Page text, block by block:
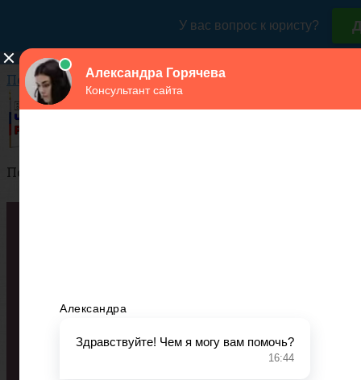
Перейти к контенту
Поиск:
ВУЗы
Контракт